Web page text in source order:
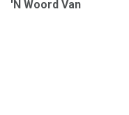
'N Woord Van